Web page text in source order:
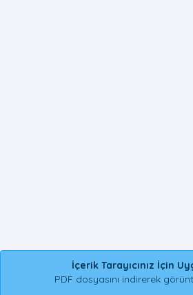
İçerik Tarayıcınız İçin
PDF dosyasını indirerek